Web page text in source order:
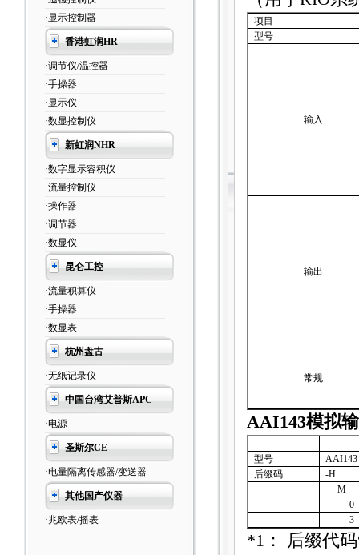
·显示控制器
香港虹润HR
·调节仪/温控器
·手操器
·显示仪
·数显控制仪
新虹润NHR
·数字显示容积仪
·流量控制仪
·操作器
·调节器
·数显仪
昆仑工控
·流量积算仪
·手操器
·数显表
杭州盘古
·无纸记录仪
中国台湾艾普斯APC
·电源
圣斯尔CE
·电量隔离传感器/变送器
其他国产仪器
·兆欧表/摇表
项目
型号
输入
输出
常规
AAI143模拟
型号
AAI143
后缀码
-H
M
0
3
*1 ：
后缀代